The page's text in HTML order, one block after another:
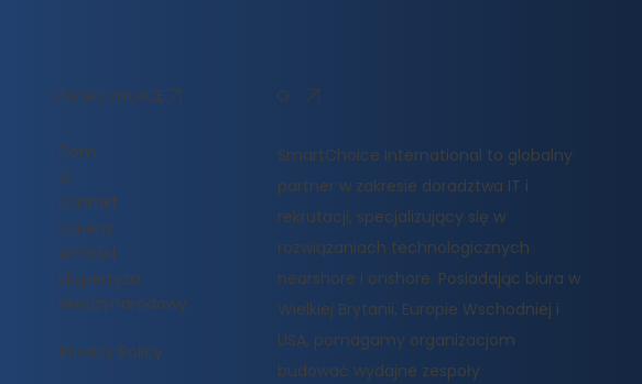
SMARTCHOICE
Dom
O
Kontakt
Kariera
Wnioski
Ekspertyza
Międzynarodowy
Privacy Policy
O
SmartChoice International to globalny
partner w zakresie doradztwa IT i
rekrutacji, specjalizujący się w
rozwiązaniach technologicznych
nearshore i onshore. Posiadając biura w
Wielkiej Brytanii, Europie Wschodniej i
USA, pomagamy organizacjom
budować wydajne zespoły